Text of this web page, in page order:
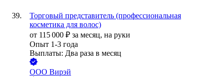
Торговый представитель (профессиональная
косметика для волос)
от 115 000 ₽ за месяц, на руки
Опыт 1-3 года
Выплаты: Два раза в месяц
ООО Вирэй